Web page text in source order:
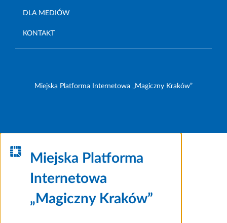
DLA MEDIÓW
KONTAKT
Miejska Platforma Internetowa „Magiczny Kraków”
Miejska Platforma
Internetowa
„Magiczny Kraków”